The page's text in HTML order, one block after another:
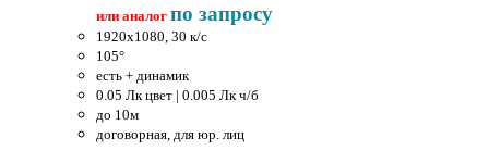
или аналог по запросу
1920x1080, 30 к/c
105°
есть + динамик
0.05 Лк цвет | 0.005 Лк ч/б
до 10м
договорная, для юр. лиц